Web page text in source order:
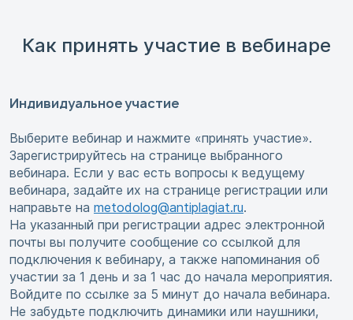
Как принять участие в вебинаре
Индивидуальное участие
Выберите вебинар и нажмите «принять участие».
Зарегистрируйтесь на странице выбранного
вебинара. Если у вас есть вопросы к ведущему
вебинара, задайте их на странице регистрации или
направьте на metodolog@antiplagiat.ru.
На указанный при регистрации адрес электронной
почты вы получите сообщение со ссылкой для
подключения к вебинару, а также напоминания об
участии за 1 день и за 1 час до начала мероприятия.
Войдите по ссылке за 5 минут до начала вебинара.
Не забудьте подключить динамики или наушники,